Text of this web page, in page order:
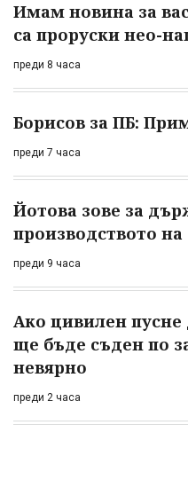
Имам новина за
са проруски нео-
преди 8 часа
Борисов за ПБ:
преди 7 часа
Йотова зове за
производството
преди 9 часа
Ако цивилен
ще бъде съден по
невярно
преди 2 часа